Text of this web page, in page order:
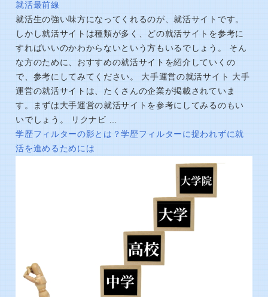
就活最前線
就活生の強い味方になってくれるのが、就活サイトです。
しかし就活サイトは種類が多く、どの就活サイトを参考に
すればいいのかわからないという方もいるでしょう。 そん
な方のために、おすすめの就活サイトを紹介していくの
で、参考にしてみてください。 大手運営の就活サイト 大手
運営の就活サイトは、たくさんの企業が掲載されていま
す。まずは大手運営の就活サイトを参考にしてみるのもい
いでしょう。 リクナビ …
学歴フィルターの影とは？学歴フィルターに捉われずに就
活を進めるためには